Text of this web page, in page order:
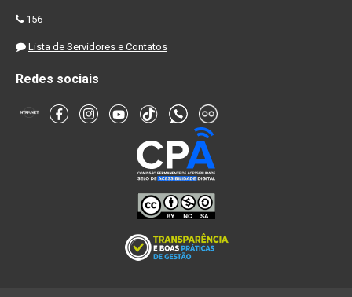
156
Lista de Servidores e Contatos
Redes sociais